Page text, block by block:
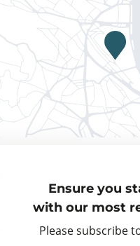
Ensure you
with our most
Please subscribe